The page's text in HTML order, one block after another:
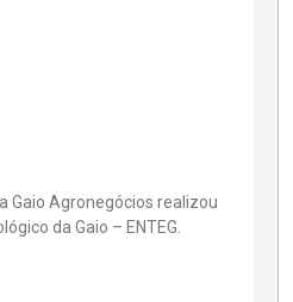
Gaio Agronegócios realizou
da Gaio – ENTEG.